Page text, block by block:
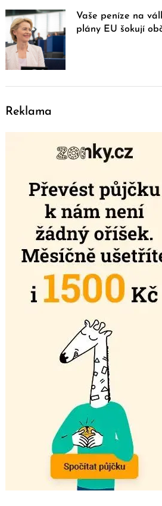
Vaše peníze na
plány EU šokují
Reklama